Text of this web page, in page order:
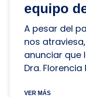
equipo
A pesar del
nos
anunciar que
Dra.
VER MÁS